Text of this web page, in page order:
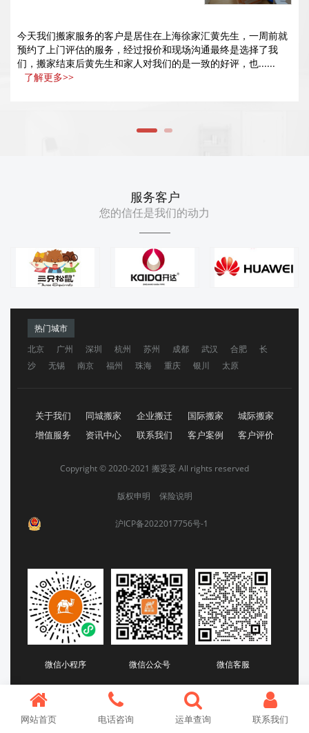
今天我们搬家服务的客户是居住在上海徐家汇黄先生，一周前就
预约了上门评估的服务，经过报价和现场沟通最终是选择了我
们，搬家结束后黄先生和家人对我们的是一致的好评，也......
了解更多>>
服务客户
您的信任是我们的动力
热门城市
北京
广州 深圳 杭州 苏州 成都 武汉 合肥
长
沙
无锡 南京 福州 珠海 重庆 银川 太原
关于我们 同城搬家 企业搬迁 国际搬家
城际搬家
增值服务
资讯中心 联系我们 客户案例 客户评价
Copyright © 2020-2021 搬妥妥 All rights reserved
版权申明 保险说明
沪ICP备2022017756号-1
微信小程序 微信公众号 微信客服
网站首页 电话咨询 运单查询 联系我们